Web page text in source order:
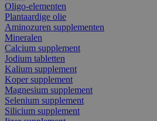
Oligo-elementen
Plantaardige olie
Aminozuren supplementen
Mineralen
Calcium supplement
Jodium tabletten
Kalium supplement
Koper supplement
Magnesium supplement
Selenium supplement
Silicium supplement